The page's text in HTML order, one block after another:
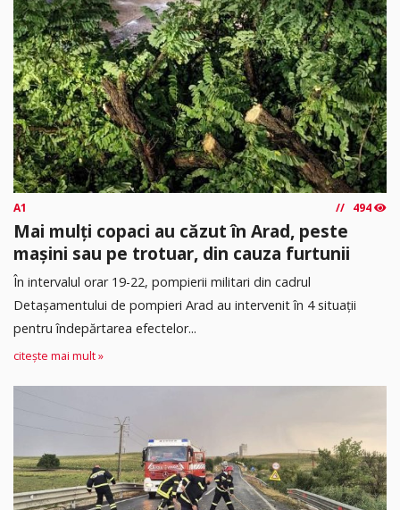
A1 494
Mai mulți copaci au căzut în Arad, peste
mașini sau pe trotuar, din cauza furtunii
În intervalul orar 19-22, pompierii militari din cadrul
Detașamentului de pompieri Arad au intervenit în 4 situații
pentru îndepărtarea efectelor...
citește mai mult »